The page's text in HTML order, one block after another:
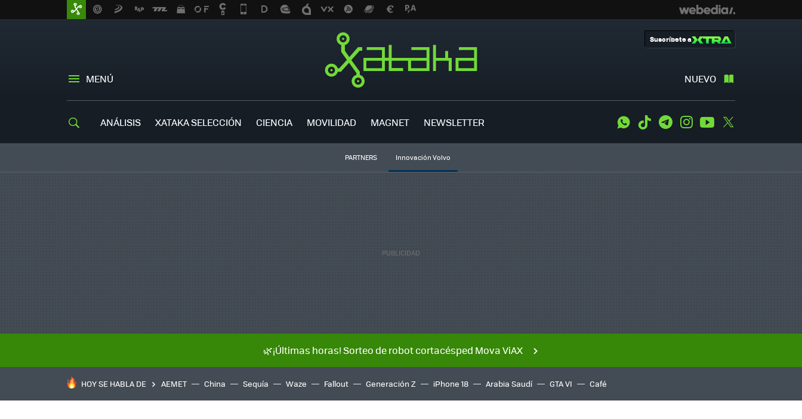
MENÚ NUEVO
Suscríbete a
ANÁLISIS XATAKA SELECCIÓN CIENCIA MOVILIDAD MAGNET NEWSLETTER WhatsApp
Tiktok TelegramInstagramYoutube
PARTNERS Innovación Volvo
🌿¡Últimas horas! Sorteo de robot cortacésped Mova ViAX
HOY SE HABLA DE AEMET China Sequía Waze Fallout Generación Z iPhone 18 Arabia Saudí GTA VI Café